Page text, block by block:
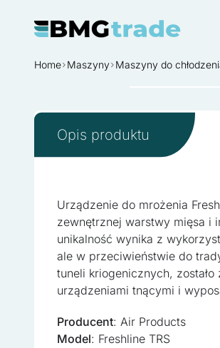
Home Maszyny Maszyny do
Opis produktu
Urządzenie do mrożenia
zewnętrznej warstwy mięsa i
unikalność wynika z
ale w przeciwieństwie do
tuneli kriogenicznych,
urządzeniami tnącymi i
Producent: Air Products
Model: Freshline TRS